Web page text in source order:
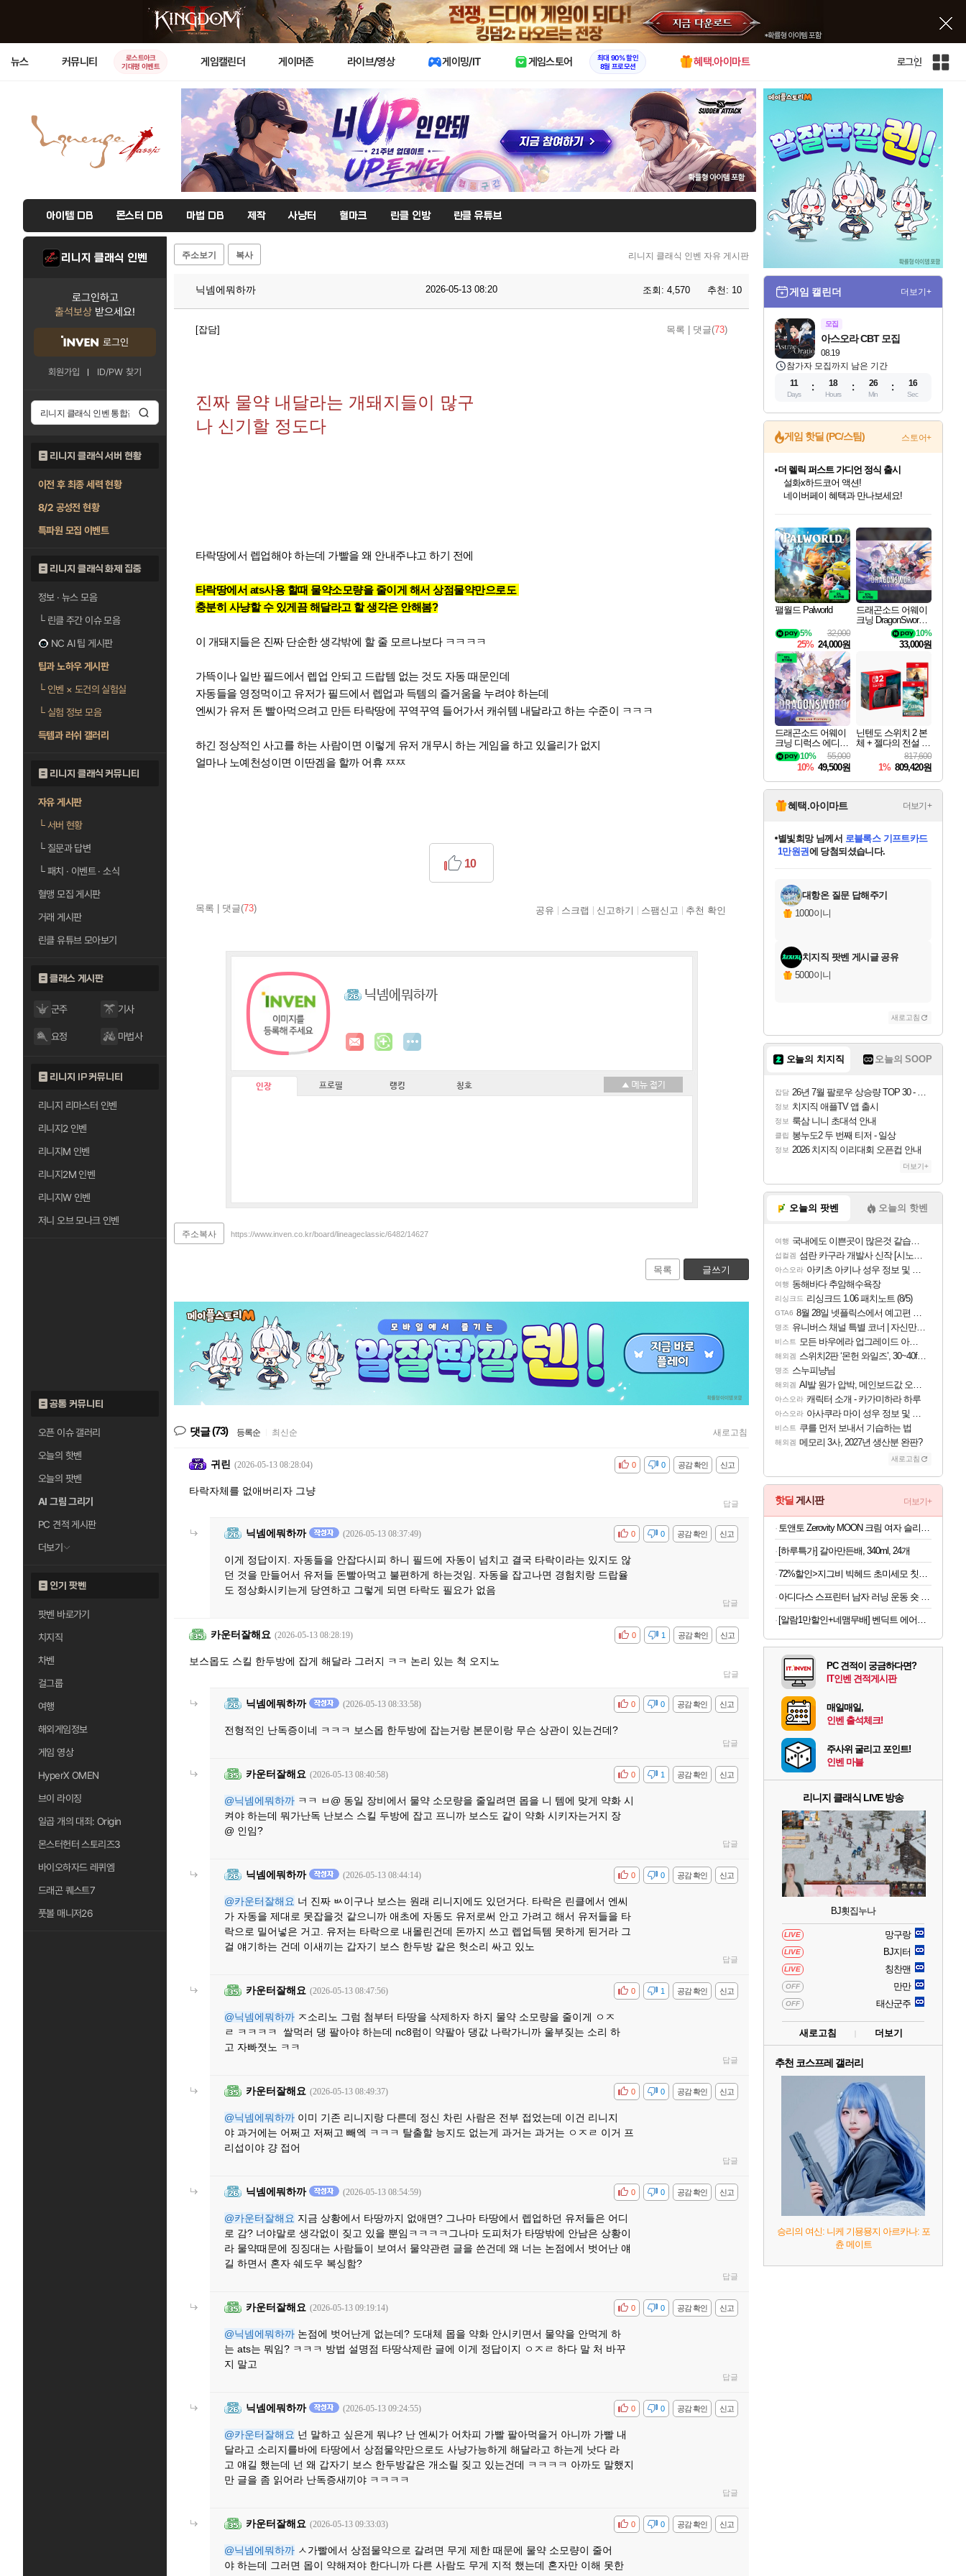
X
뉴스 커뮤니티
로스트아크
기대평 이벤트
게임캘린더 게이머존 라이브/영상 게이밍/IT 게임스토어
최대 90% 할인
8월 프로모션
혜택.아이마트 로그인
인
트
아이템 DB 몬스터 DB 마법 DB 제작 사냥터 혈마크 린클 인방 린클 유튜브
리니지 클래식 인벤
로그인하고
출석보상 받으세요!
로그인
회원가입 ID/PW 찾기
리니지 클래식 서버 현황
이전 후 최종 세력 현황
8/2 공성전 현황
특파원 모집 이벤트
리니지 클래식 화제 집중
정보 · 뉴스 모음
└린클 주간 이슈 모음
NC AI 팁 게시판
팁과 노하우 게시판
└인벤 × 도건의 실험실
└실험 정보 모음
득템과 러쉬 갤러리
리니지 클래식 커뮤니티
자유 게시판
└서버 현황
└질문과 답변
└패치 · 이벤트 · 소식
혈맹 모집 게시판
거래 게시판
린클 유튜브 모아보기
클래스 게시판
군주 기사
요정 마법사
리니지 IP 커뮤니티
리니지 리마스터 인벤
리니지2 인벤
리니지M 인벤
리니지2M 인벤
리니지W 인벤
저니 오브 모나크 인벤
공통 커뮤니티
오픈 이슈 갤러리
오늘의 핫벤
오늘의 팟벤
AI 그림 그리기
PC 견적 게시판
더보기
인기 팟벤
팟벤 바로가기
치지직
차벤
걸그룹
여행
해외게임정보
게임 영상
HyperX OMEN
브이 라이징
일곱 개의 대죄: Origin
몬스터헌터 스토리즈3
바이오하자드 레퀴엠
드래곤 퀘스트7
풋볼 매니저26
주소보기 복사 리니지 클래식 인벤 자유 게시판
닉넴에뭐하까 2026-05-13 08:20 조회: 4,570 추천: 10
[잡담] 목록 댓글(73)
진짜 물약 내달라는 개돼지들이 많구
나 신기할 정도다
타락땅에서 렙업해야 하는데 가빨을 왜 안내주냐고 하기 전에
타락땅에서 ats사용 할때 물약소모량을 줄이게 해서 상점물약만으로도
충분히 사냥할 수 있게끔 해달라고 할 생각은 안해봄?
이 개돼지들은 진짜 단순한 생각밖에 할 줄 모르나보다 ㅋㅋㅋㅋ
가뜩이나 일반 필드에서 렙업 안되고 드랍템 없는 것도 자동 때문인데
자동들을 영정먹이고 유저가 필드에서 렙업과 득템의 즐거움을 누려야 하는데
엔씨가 유저 돈 빨아먹으려고 만든 타락땅에 꾸역꾸역 들어가서 캐쉬템 내달라고 하는 수준이 ㅋㅋㅋ
하긴 정상적인 사고를 하는 사람이면 이렇게 유저 개무시 하는 게임을 하고 있을리가 없지
얼마나 노예천성이면 이딴겜을 할까 어휴 ㅉㅉ
목록 댓글(73)
10
공유 스크랩 신고하기 스팸신고 추천 확인
닉넴에뭐하까
인장 프로필 랭킹 칭호
주소복사 https://www.inven.co.kr/board/lineageclassic/6482/14627
목록 글쓰기
댓글(73) 등록순 최신순 새로고침
귀린 (2026-05-13 08:28:04) 신고
공감 확인
비공감 0
0
타락자체를 없애버리자 그냥
답글
닉넴에뭐하까 (2026-05-13 08:37:49) 신고
공감 확인
비공감 0
0
이게 정답이지. 자동들을 안잡다시피 하니 필드에 자동이 넘치고 결국 타락이라는 있지도 않
던 것을 만들어서 유저들 돈빨아먹고 불편하게 하는것임. 자동을 잡고나면 경험치랑 드랍율
도 정상화시키는게 당연하고 그렇게 되면 타락도 필요가 없음
답글
카운터잘해요 (2026-05-13 08:28:19) 신고
공감 확인
비공감 1
0
보스몹도 스킬 한두방에 잡게 해달라 그러지 ㅋㅋ 논리 있는 척 오지노
답글
닉넴에뭐하까 (2026-05-13 08:33:58) 신고
공감 확인
비공감 0
0
전형적인 난독증이네 ㅋㅋㅋ 보스몹 한두방에 잡는거랑 본문이랑 무슨 상관이 있는건데?
답글
카운터잘해요 (2026-05-13 08:40:58) 신고
공감 확인
비공감 1
0
@닉넴에뭐하까 ㅋㅋ ㅂ@ 동일 장비에서 물약 소모량을 줄일려면 몹을 니 템에 맞게 약화 시
켜야 하는데 뭐가난독 난보스 스킬 두방에 잡고 프니까 보스도 같이 약화 시키자는거지 장
@ 인임?
답글
닉넴에뭐하까 (2026-05-13 08:44:14) 신고
공감 확인
비공감 0
0
@카운터잘해요 너 진짜 ㅄ이구나 보스는 원래 리니지에도 있던거다. 타락은 린클에서 엔씨
가 자동을 제대로 못잡을것 같으니까 애초에 자동도 유저로써 안고 가려고 해서 유저들을 타
락으로 밀어넣은 거고. 유저는 타락으로 내몰린건데 돈까지 쓰고 렙업득템 못하게 된거라 그
걸 얘기하는 건데 이새끼는 갑자기 보스 한두방 같은 헛소리 싸고 있노
답글
카운터잘해요 (2026-05-13 08:47:56) 신고
공감 확인
비공감 1
0
@닉넴에뭐하까 ㅈ소리노 그럼 첨부터 타땅을 삭제하자 하지 물약 소모량을 줄이게 ㅇㅈ
ㄹ ㅋㅋㅋㅋ 쌀먹러 댕 팔아야 하는데 nc8럼이 약팔아 댕값 나락가니까 울부짖는 소리 하
고 자빠졋노 ㅋㅋ
답글
카운터잘해요 (2026-05-13 08:49:37) 신고
공감 확인
비공감 0
0
@닉넴에뭐하까 이미 기존 리니지랑 다른데 정신 차린 사람은 전부 접었는데 이건 리니지
야 과거에는 어쩌고 저쩌고 빼엑 ㅋㅋㅋ 탈출할 능지도 없는게 과거는 과거는 ㅇㅈㄹ 이거 프
리섭이야 걍 접어
답글
닉넴에뭐하까 (2026-05-13 08:54:59) 신고
공감 확인
비공감 0
0
@카운터잘해요 지금 상황에서 타땅까지 없애면? 그나마 타땅에서 렙업하던 유저들은 어디
로 감? 너야말로 생각없이 짖고 있을 뿐임ㅋㅋㅋㅋ그나마 도피처가 타땅밖에 안남은 상황이
라 물약때문에 징징대는 사람들이 보여서 물약관련 글을 쓴건데 왜 너는 논점에서 벗어난 얘
길 하면서 혼자 쉐도우 복싱함?
답글
카운터잘해요 (2026-05-13 09:19:14) 신고
공감 확인
비공감 0
0
@닉넴에뭐하까 논점에 벗어난게 없는데? 도대체 몹을 약화 안시키면서 물약을 안먹게 하
는 ats는 뭐임? ㅋㅋㅋ 방법 설명점 타땅삭제란 글에 이게 정답이지 ㅇㅈㄹ 하다 말 처 바꾸
지 말고
답글
닉넴에뭐하까 (2026-05-13 09:24:55) 신고
공감 확인
비공감 0
0
@카운터잘해요 넌 말하고 싶은게 뭐냐? 난 엔씨가 어차피 가빨 팔아먹을거 아니까 가빨 내
달라고 소리지를바에 타땅에서 상점물약만으로도 사냥가능하게 해달라고 하는게 낫다 라
고 얘길 했는데 넌 왜 갑자기 보스 한두방같은 개소릴 짖고 있는건데 ㅋㅋㅋㅋ 아까도 말했지
만 글을 좀 읽어라 난독증새끼야 ㅋㅋㅋㅋ
답글
카운터잘해요 (2026-05-13 09:33:03) 신고
공감 확인
비공감 0
0
@닉넴에뭐하까 ㅅ가빨에서 상점물약으로 갈려면 무게 제한 때문에 물약 소모량이 줄어
야 하는데 그러면 몹이 약해져야 한다니까 다른 사람도 무게 지적 했는데 혼자만 이해 못한
게임 캘린더 더보기+
모집
08.19
아스오라 CBT 모집
참가자 모집까지 남은 기간
11
Days
18
Hours
26
Min
15
Sec
게임 핫딜 (PC/스팀) 스토어+
최대 90% 할인가를 만나보세요!
네이버혜택과 함께 만나보세요!
50%할인&추가 적립까지!
네이버 포인트 혜택까지!
이니&베니 혜택까지!
네이버 혜택가와 함께 예약하세요!
할인&네이버혜택으로 만나보세요!
더 렐릭 퍼스트 가디언 정식 출시
네이버페이 혜택과 만나보세요!
베데스다 40주년 기념 할인 중!
베데스다의 명작들을
할인가에 만나보세요!
일부 에디션 상시 할인!
혜택으로 예약 판매 중
편안하게 충전하세요
팰월드 Palworld
32,000
5%
25% 24,000원
드래곤소드 어웨이
크닝 DragonSword A
10%
33,000원
드래곤소드 어웨이
크닝 디럭스 에디션
DragonSword Awake
ning Deluxe Edition
55,000
10%
10% 49,500원
닌텐도 스위치 2 본
체 + 젤다의 전설 티
어스 오브 더 킹덤
닌텐도 스위치 2 에
디션 + 젤다의 전설
브레스 오브 더 와
일드 닌텐도 스위치
2 에디션 번들
817,600
1% 809,420원
혜택.아이마트 더보기+
교환.
당첨되셨습니다.
당첨되셨습니다.
당첨되셨습니다.
별빛희망님께서 로블록스 기프트카드
1만원권에 당첨되셨습니다.
당첨되셨습니다.
당첨되셨습니다.
당첨되셨습니다.
당첨되셨습니다.
에디션 (스팀코드)를 교환.
당첨되셨습니다.
대항온 질문 답해주기
1000이니
치지직 팟벤 게시글 공유
5000이니
새로고침
오늘의 치지직 오늘의 SOOP
잡담 26년 7월 팔로우 상승량 TOP 30 - 월간 치지직
정보 치지직 애플TV 앱 출시
정보 룩삼 니니 초대석 안내
클립 봉누도2 두 번째 티저 - 일상
정보 2026 치지직 이리대회 오픈컵 안내
더보기+
오늘의 팟벤 오늘의 핫벤
여행 국내에도 이쁜곳이 많은것 같습니다
섭컬겜 섬란 카구라 개발사 신작 [시노비 넥서스] 연내 출시 예정
아스오라 아키츠 아키나 성우 정보 및 주요 필모
여행 동해바다 추암해수욕장
리싱크드 리싱크드 1.06 패치노트 (8/5)
GTA6 8월 28일 넷플릭스에서 예고편 공개 예정
명조 유니버스 채널 특별 코너 | 자신만의 스타일
비스트 모든 바우에라 업그레이드 아이템 획득 위치 공략 (89개)
해외겜 스위치2판 ‘몬헌 와일즈’, 30~40fps 목표 추정
명조 스누피냥님
해외겜 AI발 원가 압박, 메인보드값 오르나
아스오라 캐릭터 소개 - 카가미하라 하루
아스오라 아사쿠라 마이 성우 정보 및 주요 필모
비스트 쿠를 먼저 보내서 기습하는 법
해외겜 메모리 3사, 2027년 생산분 완판?
새로고침
핫딜 게시판 더보기+
[하루특가] 갈아만든배, 340ml, 24개
[알람1만할인+네맴무배] 벤딕트 에어건 무선 미니 송풍기 초강력 콤프레샤 세차 캠핑 컴퓨터 청소 가정용 마하1
PC 견적이 궁금하다면?
IT인벤 견적게시판
매일매일,
인벤 출석체크!
주사위 굴리고 포인트!
인벤 마블
리니지 클래식 LIVE 방송
BJ횟집누나
LIVE 망구랑
LIVE BJ지터
LIVE 칭찬맨
OFF 만만
OFF 태산군주
새로고침 더보기
추천 코스프레 갤러리
승리의 여신: 니케 기묭묭지 아르카나: 포
츈 메이트